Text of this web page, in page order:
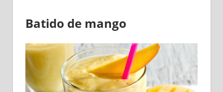
Batido de mango